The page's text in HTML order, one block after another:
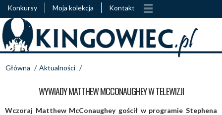
Konkursy Moja kolekcja Kontakt
Główna / Aktualności /
WYWIADY MATTHEW MCCONAUGHEY W TELEWIZJI
Wczoraj Matthew McConaughey gościł w programie Stephena